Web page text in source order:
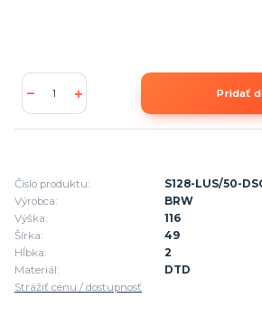
Pridať
Číslo produktu:
S128-LUS/50-
Výrobca:
BRW
Výška:
116
Šírka:
49
Hĺbka:
2
Materiál:
DTD
Strážiť cenu / dostupnosť